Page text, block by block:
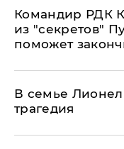
Командир РДК
из "секретов"
поможет
В семье
трагедия